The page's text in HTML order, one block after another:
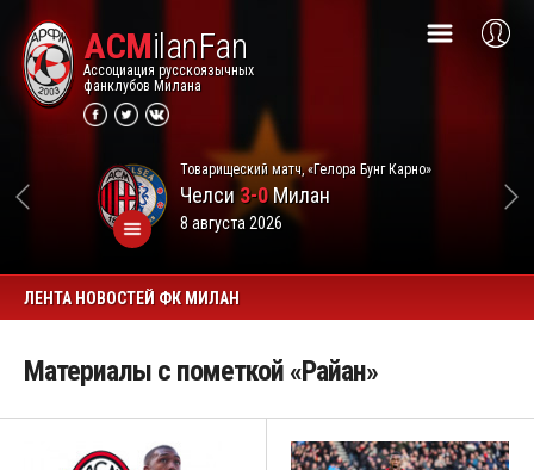
ACMilanFan
Ассоциация русскоязычных
фанклубов Милана
Товарищеский матч, «Гелора Бунг Карно»
Челси3-0Милан
8 августа 2026
ЛЕНТА НОВОСТЕЙ ФК МИЛАН
Материалы с пометкой «Райан»